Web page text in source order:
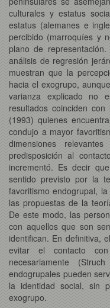
culturales y estatus
estatus (alemanes e
percibido (marroquíes y
plano de
análisis de regresión
muestran que la
hacia el exogrupo,
varianza explicado no
resultados coinciden
(1993) quienes
condujo a mayor
dimensiones
predisposición al
incrementó. Es decir
sentido previsto por la
favoritismo endogrupal,
las propuestas de la
De este modo, las
con aquellos que son
identifican. En definitiva,
evitar el contacto
necesariamente
endogrupales pueden
la identidad social, sin
exogrupo.